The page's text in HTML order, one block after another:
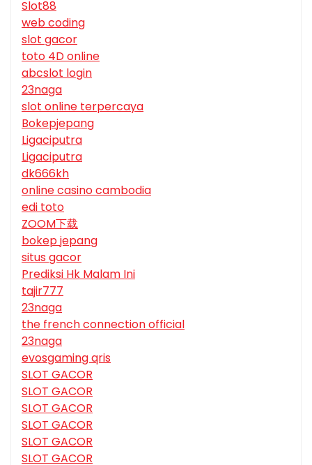
Slot88
web coding
slot gacor
toto 4D online
abcslot login
23naga
slot online terpercaya
Bokepjepang
Ligaciputra
Ligaciputra
dk666kh
online casino cambodia
edi toto
ZOOM下载
bokep jepang
situs gacor
Prediksi Hk Malam Ini
tajir777
23naga
the french connection official
23naga
evosgaming qris
SLOT GACOR
SLOT GACOR
SLOT GACOR
SLOT GACOR
SLOT GACOR
SLOT GACOR